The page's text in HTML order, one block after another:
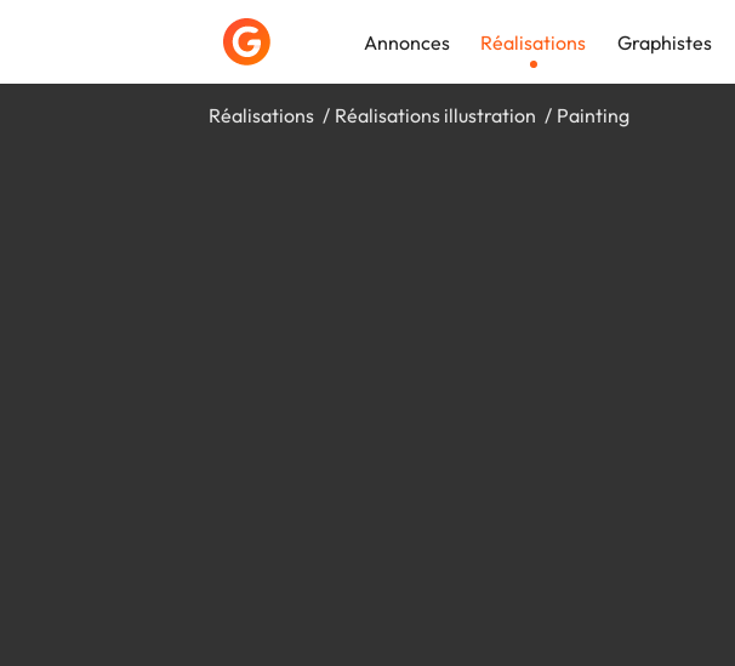
Annonces Réalisations Graphistes
Réalisations Réalisations illustration Painting